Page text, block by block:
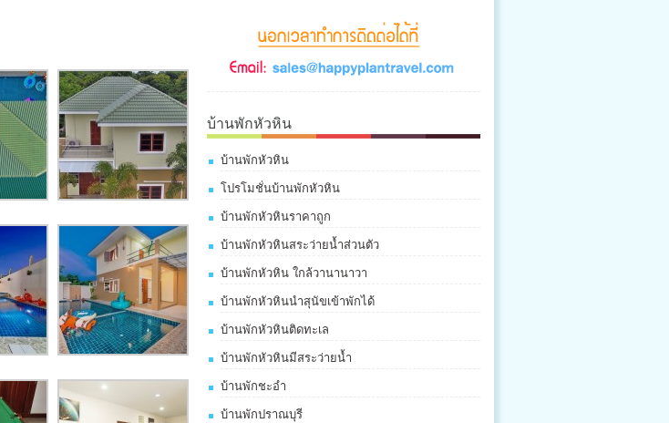
บ้านพักหัวหิน
บ้านพักหัวหิน
โปรโมชั่นบ้านพักหัวหิน
บ้านพักหัวหินราคาถูก
บ้านพักหัวหินสระว่ายน้ำส่วนตัว
บ้านพักหัวหิน ใกล้วานานาวา
บ้านพักหัวหินนำสุนัขเข้าพักได้
บ้านพักหัวหินติดทะเล
บ้านพักหัวหินมีสระว่ายน้ำ
บ้านพักชะอำ
บ้านพักปราณบุรี